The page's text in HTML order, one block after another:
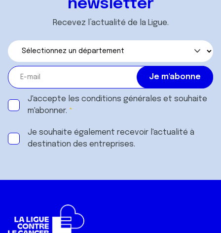
newsletter
Recevez l’actualité de la Ligue.
J'accepte les conditions générales et souhaite
m'abonner.
Je souhaite également recevoir l'actualité à
destination des entreprises.